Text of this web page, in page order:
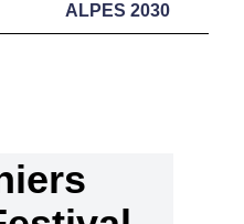
ALPES 2030